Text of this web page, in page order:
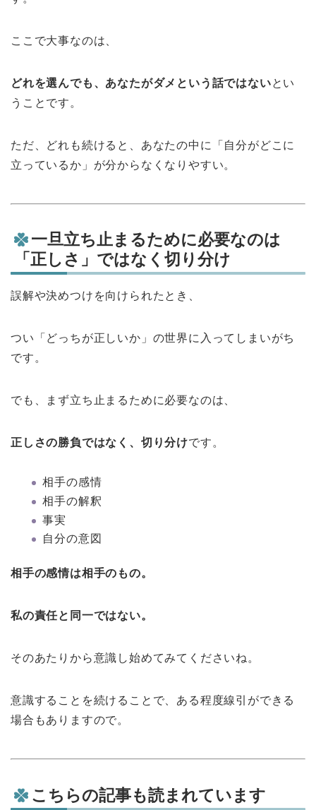
ここで大事なのは、
どれを選んでも、あなたがダメという話ではないとい
うことです。
ただ、どれも続けると、あなたの中に「自分がどこに
立っているか」が分からなくなりやすい。
一旦立ち止まるために必要なのは
「正しさ」ではなく切り分け
誤解や決めつけを向けられたとき、
つい「どっちが正しいか」の世界に入ってしまいがち
です。
でも、まず立ち止まるために必要なのは、
正しさの勝負ではなく、切り分けです。
相手の感情
相手の解釈
事実
自分の意図
相手の感情は相手のもの。
私の責任と同一ではない。
そのあたりから意識し始めてみてくださいね。
意識することを続けることで、ある程度線引ができる
場合もありますので。
こちらの記事も読まれています